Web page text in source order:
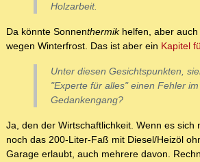
Holzarbeit.
Da könnte Sonnenthermikhelfen, aber auch
wegen Winterfrost. Das ist aber ein Kapitel
Unter diesen Gesichtspunkten,
"Experte für alles" einen Fehler im
Gedankengang?
Ja, den der Wirtschaftlichkeit. Wenn es sich
noch das 200-Liter-Faß mit Diesel/Heizöl
Garage erlaubt, auch mehrere davon.